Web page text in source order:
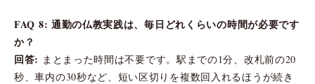
FAQ 8: 通勤の仏教実践は、毎日どれくらいの時間が必要です
か？
回答: まとまった時間は不要です。駅までの1分、改札前の20
秒、車内の30秒など、短い区切りを複数回入れるほうが続き